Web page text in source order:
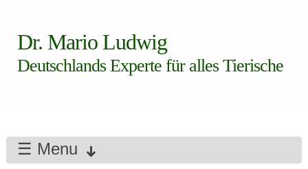
Dr. Mario Ludwig
Deutschlands Experte für alles Tierische
☰ Menu